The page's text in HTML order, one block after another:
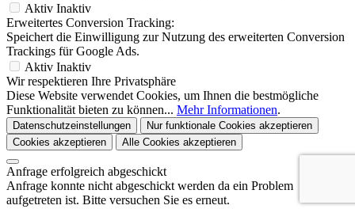
Aktiv Inaktiv
Erweitertes Conversion Tracking:
Speichert die Einwilligung zur Nutzung des erweiterten Conversion
Trackings für Google Ads.
Aktiv Inaktiv
Wir respektieren Ihre Privatsphäre
Diese Website verwendet Cookies, um Ihnen die bestmögliche
Funktionalität bieten zu können... Mehr Informationen.
Datenschutzeinstellungen
Nur funktionale Cookies akzeptieren
Cookies akzeptieren
Alle Cookies akzeptieren
Anfrage erfolgreich abgeschickt
Anfrage konnte nicht abgeschickt werden da ein Problem
aufgetreten ist. Bitte versuchen Sie es erneut.